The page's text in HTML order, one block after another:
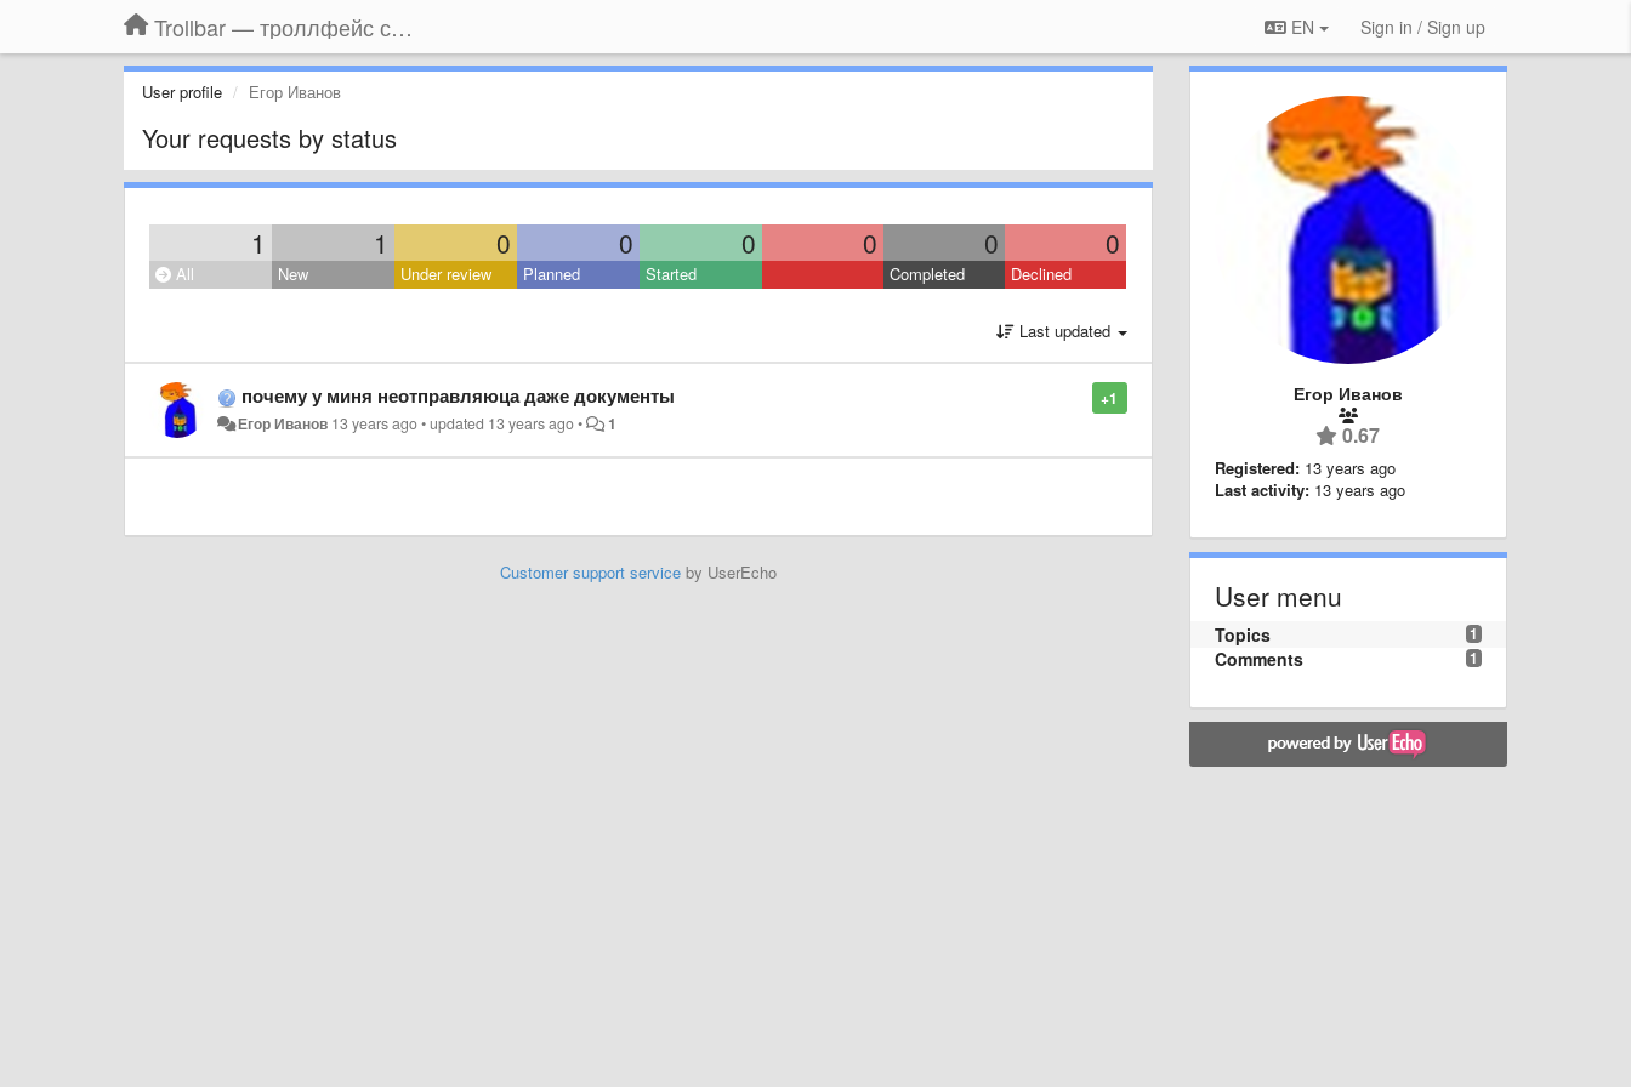
Trollbar — троллфейс смайлы для Контакта, Фейсбука, Одноклассников EN Sign in / Sign up
User profile Егор Иванов
Your requests by status
1 1 0 0 0 0 0 0
All New Under review Planned Started Completed Declined
Last updated
+1
почему у миня неотправляюца даже документы
Егор Иванов 13 years ago•updated 13 years ago• 1
Customer support serviceby UserEcho
Егор Иванов
0.67
Registered: 13 years ago
Last activity: 13 years ago
User menu
1
Topics
1
Comments